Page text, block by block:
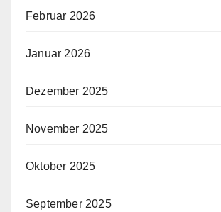
Februar 2026
Januar 2026
Dezember 2025
November 2025
Oktober 2025
September 2025